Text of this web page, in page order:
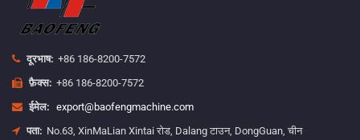
दूरभाष: +86 186-8200-7572
फ़ैक्स: +86 186-8200-7572
ईमेल: export@baofengmachine.com
पता: No.63, XinMaLian Xintai रोड, Dalang टाउन, DongGuan, चीन